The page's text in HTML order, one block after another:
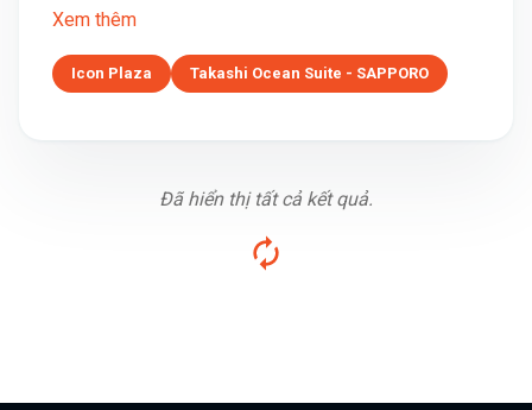
Xem thêm
Icon Plaza Takashi Ocean Suite - SAPPORO
Đã hiển thị tất cả kết quả.